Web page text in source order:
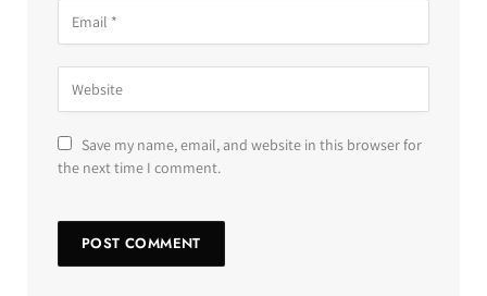
Save my name, email, and website in this browser for
the next time I comment.